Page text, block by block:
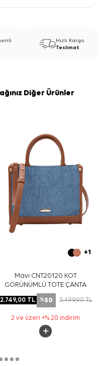
Hızlı Kargo
Teslimat
Diğer Ürünler
+1
Mavi CNT20120 KOT
GÖRÜNÜMLÜ TOTE ÇANTA
2.749,00 TL %50 5.499,90TL
2 ve üzeri +% 20 indirim